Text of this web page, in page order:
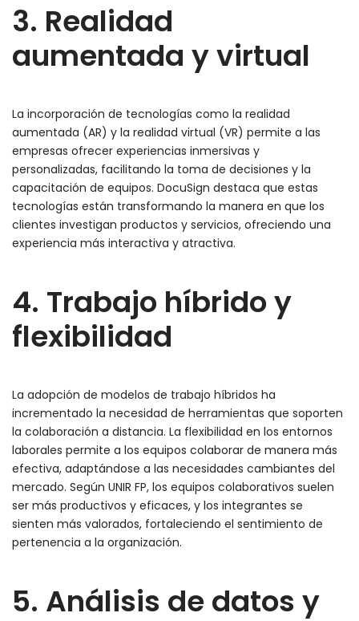
3. Realidad
aumentada y virtual
La incorporación de tecnologías como la realidad
aumentada (AR) y la realidad virtual (VR) permite a las
empresas ofrecer experiencias inmersivas y
personalizadas, facilitando la toma de decisiones y la
capacitación de equipos. DocuSign destaca que estas
tecnologías están transformando la manera en que los
clientes investigan productos y servicios, ofreciendo una
experiencia más interactiva y atractiva.
4. Trabajo híbrido y
flexibilidad
La adopción de modelos de trabajo híbridos ha
incrementado la necesidad de herramientas que soporten
la colaboración a distancia. La flexibilidad en los entornos
laborales permite a los equipos colaborar de manera más
efectiva, adaptándose a las necesidades cambiantes del
mercado. Según UNIR FP, los equipos colaborativos suelen
ser más productivos y eficaces, y los integrantes se
sienten más valorados, fortaleciendo el sentimiento de
pertenencia a la organización.
5. Análisis de datos y